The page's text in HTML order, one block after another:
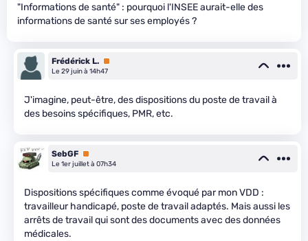
"Informations de santé" : pourquoi l'INSEE aurait-elle des
informations de santé sur ses employés ?
Frédérick L. Premium
Le 29 juin à 14h47
J'imagine, peut-être, des dispositions du poste de travail à
des besoins spécifiques, PMR, etc.
SebGF Premium
Le 1er juillet à 07h34
Dispositions spécifiques comme évoqué par mon VDD :
travailleur handicapé, poste de travail adaptés. Mais aussi les
arrêts de travail qui sont des documents avec des données
médicales.